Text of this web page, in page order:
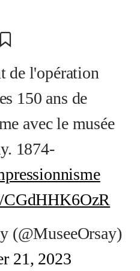
de l'opération
150 ans de
avec le musée
1874-
(@MuseeOrsay)
21, 2023